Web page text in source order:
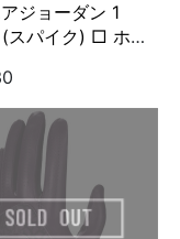
ジョーダン 1
イク) □ ホワ